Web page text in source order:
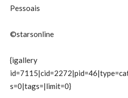
Pessoais
©starsonline
{igallery
s=0|tags=|limit=0}